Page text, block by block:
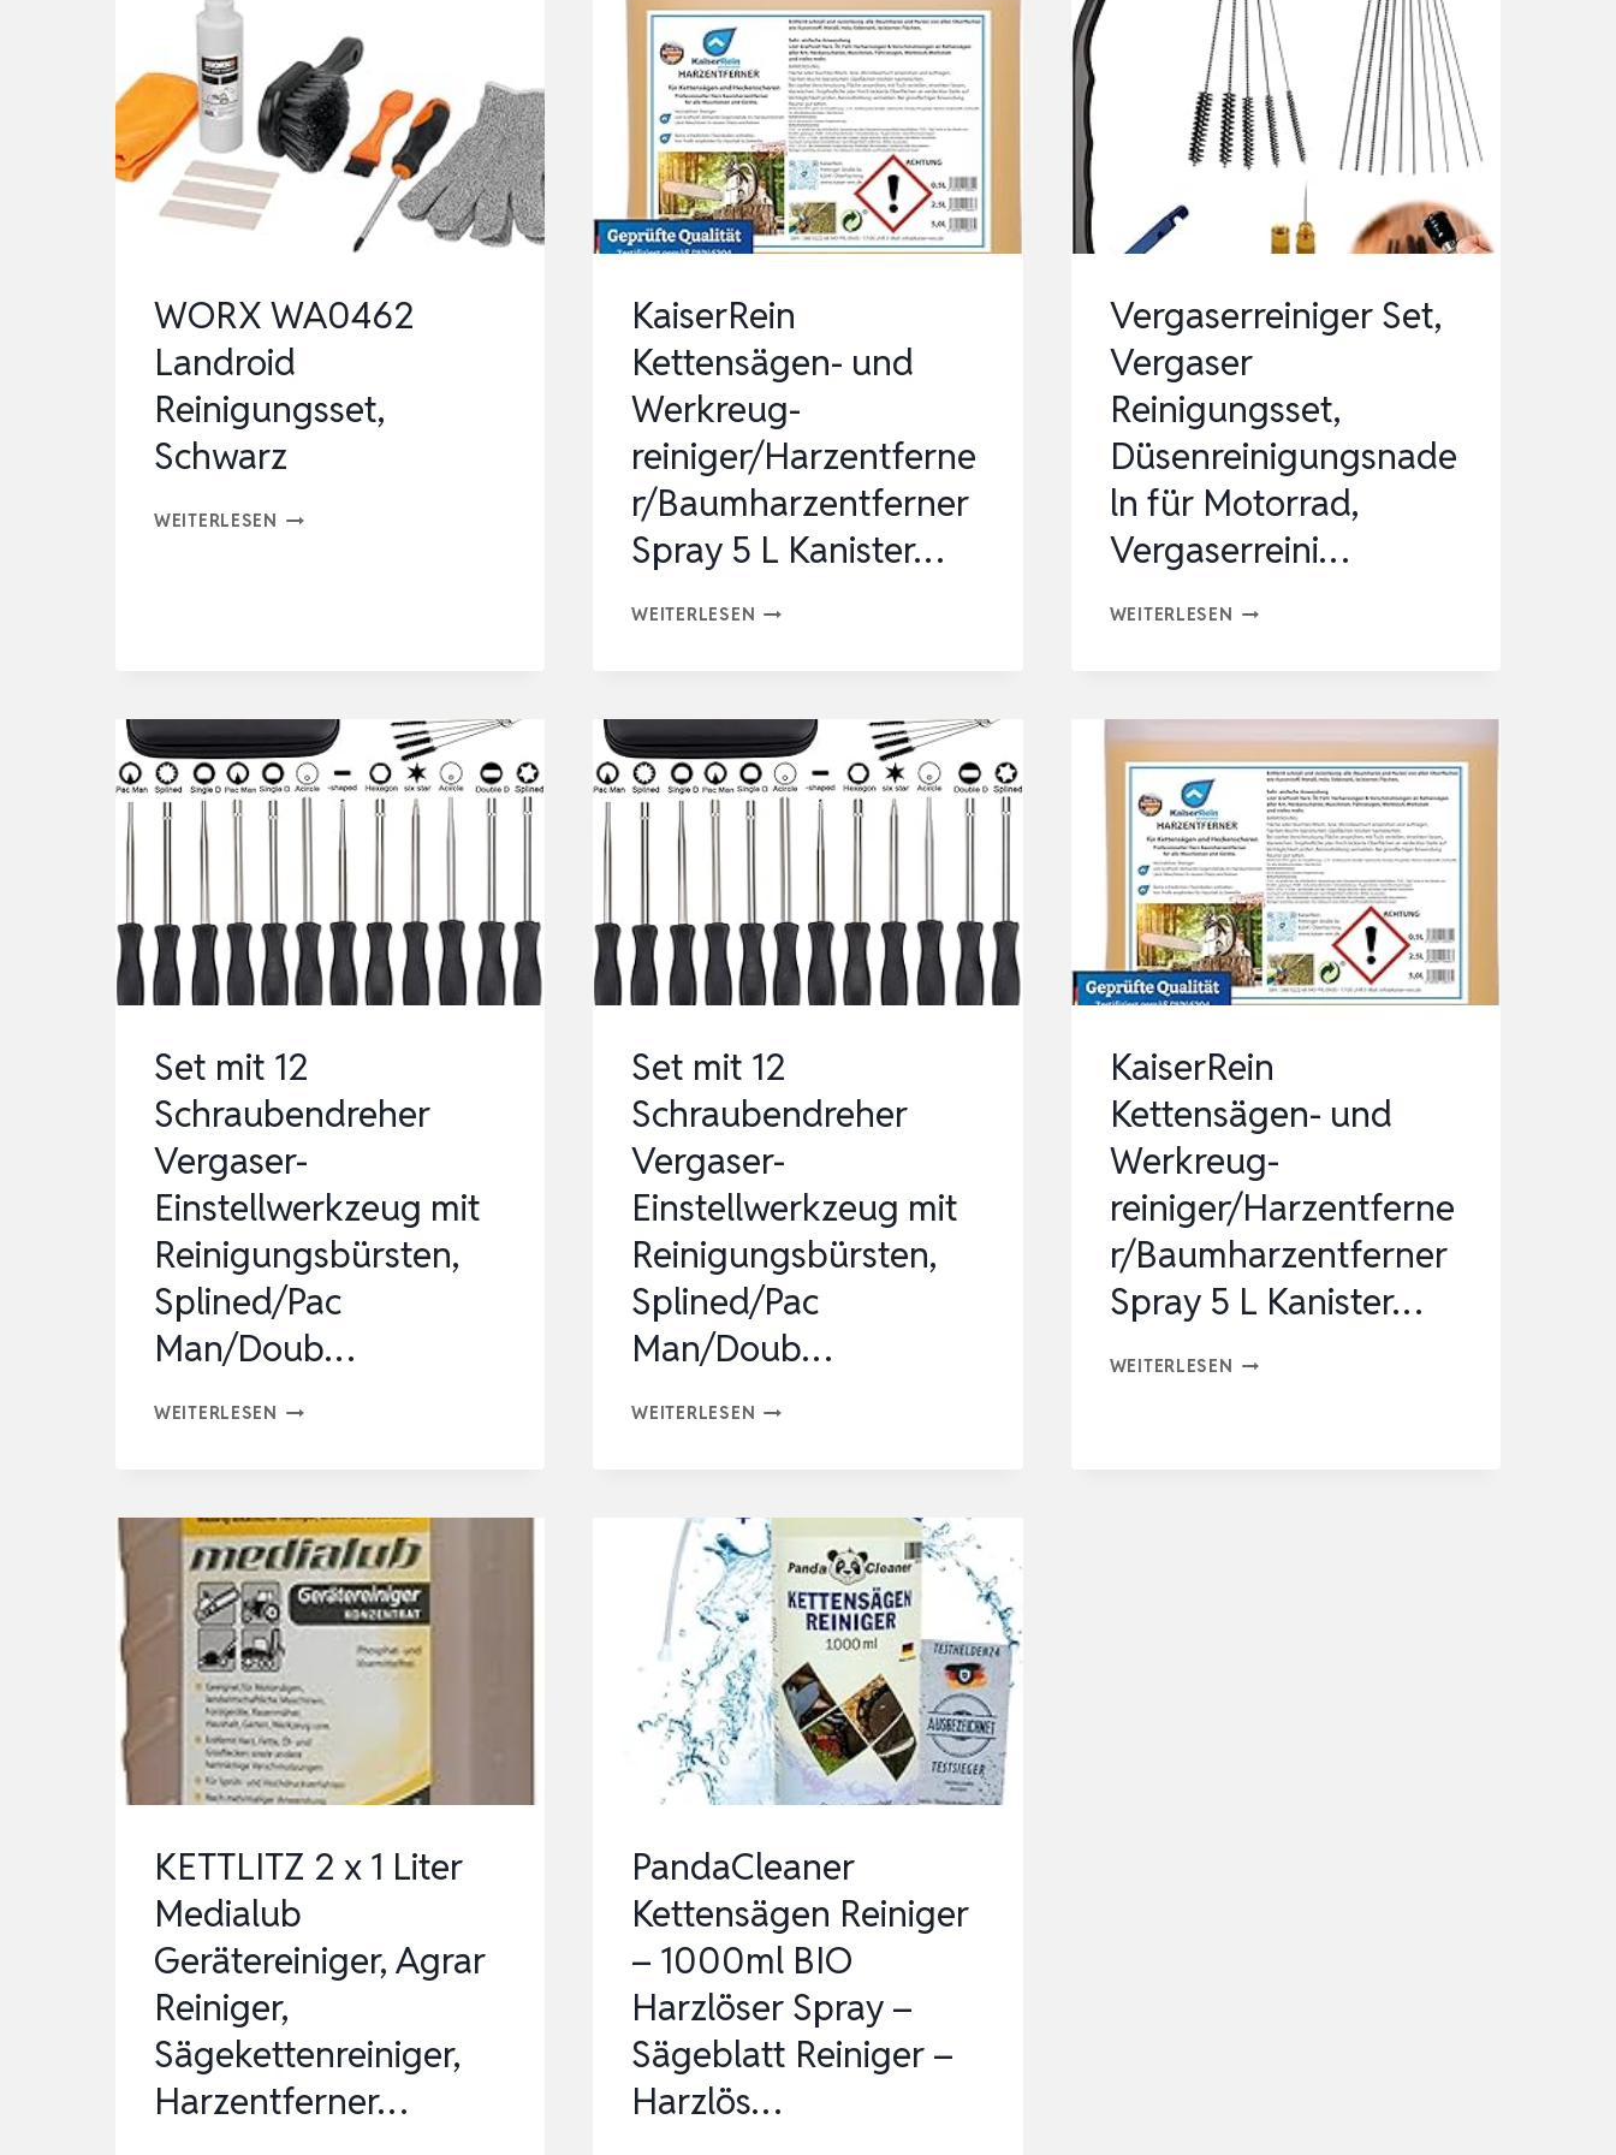
WORX WA0462
Landroid
Reinigungsset,
Schwarz
WEITERLESEN WORX
KaiserRein
Kettensägen- und
Werkreug-
reiniger/Harzentferne
r/Baumharzentferner
Spray 5 L Kanister…
WEITERLESEN KAISERREIN
WERKREUG-
REINIGER/HARZENTFERNER/BAUMHARZENTFERNER
SPRAY
KANISTER…
Vergaserreiniger Set,
Vergaser
Reinigungsset,
Düsenreinigungsnade
ln für Motorrad,
Vergaserreini…
WEITERLESEN VERGASERREINIGER
REINIGUNGSSET,
DÜSENREINIGUNGSNADELN
FÜR
MOTORRAD,
VERGASERREINI…
Set mit 12
Schraubendreher
Vergaser-
Einstellwerkzeug mit
Reinigungsbürsten,
Splined/Pac
Man/Doub…
WEITERLESEN SET
SCHRAUBENDREHER
VERGASER-
EINSTELLWERKZEUG
MIT
REINIGUNGSBÜRSTEN,
SPLINED/PAC
MAN/DOUB…
Set mit 12
Schraubendreher
Vergaser-
Einstellwerkzeug mit
Reinigungsbürsten,
Splined/Pac
Man/Doub…
WEITERLESEN SET
SCHRAUBENDREHER
VERGASER-
EINSTELLWERKZEUG
MIT
REINIGUNGSBÜRSTEN,
SPLINED/PAC
MAN/DOUB…
KaiserRein
Kettensägen- und
Werkreug-
reiniger/Harzentferne
r/Baumharzentferner
Spray 5 L Kanister…
WEITERLESEN KAISERREIN
KETTLITZ 2 x 1 Liter
Medialub
Gerätereiniger, Agrar
Reiniger,
Sägekettenreiniger,
Harzentferner…
PandaCleaner
Kettensägen Reiniger
– 1000ml BIO
Harzlöser Spray –
Sägeblatt Reiniger –
Harzlös…